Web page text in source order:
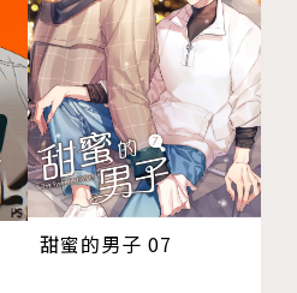
甜蜜的男子 07